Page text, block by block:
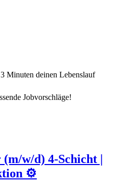
Minuten deinen Lebenslauf
Jobvorschläge!
w/d) 4-Schicht |
⚙️